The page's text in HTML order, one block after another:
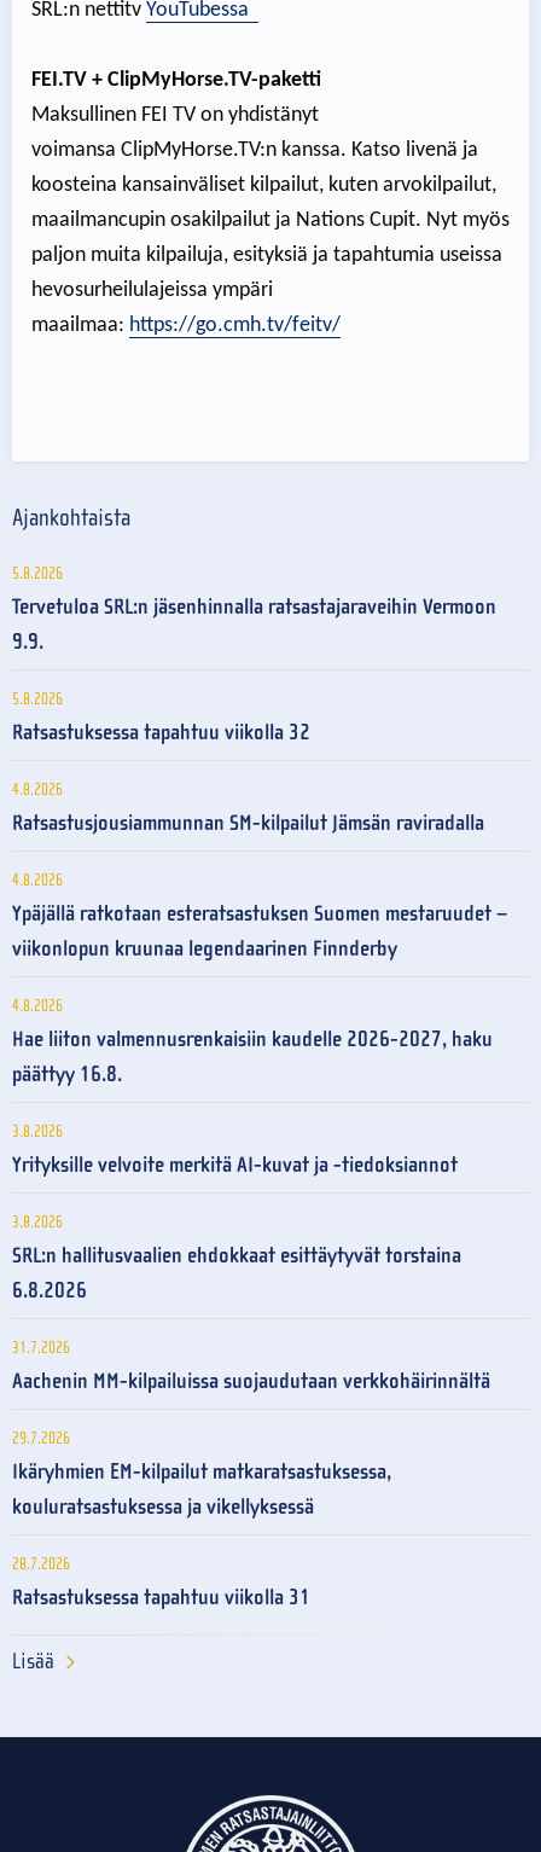
SRL:n nettitv YouTubessa
FEI.TV + ClipMyHorse.TV-paketti
Maksullinen FEI TV on yhdistänyt
voimansa ClipMyHorse.TV:n kanssa. Katso livenä ja
koosteina kansainväliset kilpailut, kuten arvokilpailut,
maailmancupin osakilpailut ja Nations Cupit. Nyt myös
paljon muita kilpailuja, esityksiä ja tapahtumia useissa
hevosurheilulajeissa ympäri
maailmaa: https://go.cmh.tv/feitv/
Ajankohtaista
5.8.2026
Tervetuloa SRL:n jäsenhinnalla ratsastajaraveihin Vermoon
9.9.
5.8.2026
Ratsastuksessa tapahtuu viikolla 32
4.8.2026
Ratsastusjousiammunnan SM-kilpailut Jämsän raviradalla
4.8.2026
Ypäjällä ratkotaan esteratsastuksen Suomen mestaruudet –
viikonlopun kruunaa legendaarinen Finnderby
4.8.2026
Hae liiton valmennusrenkaisiin kaudelle 2026-2027, haku
päättyy 16.8.
3.8.2026
Yrityksille velvoite merkitä AI-kuvat ja -tiedoksiannot
3.8.2026
SRL:n hallitusvaalien ehdokkaat esittäytyvät torstaina
6.8.2026
31.7.2026
Aachenin MM-kilpailuissa suojaudutaan verkkohäirinnältä
29.7.2026
Ikäryhmien EM-kilpailut matkaratsastuksessa,
kouluratsastuksessa ja vikellyksessä
28.7.2026
Ratsastuksessa tapahtuu viikolla 31
Lisää